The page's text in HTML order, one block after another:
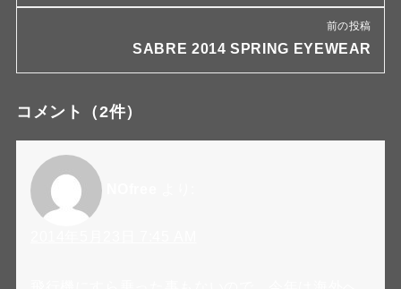
前の投稿
SABRE 2014 SPRING EYEWEAR
コメント （2件）